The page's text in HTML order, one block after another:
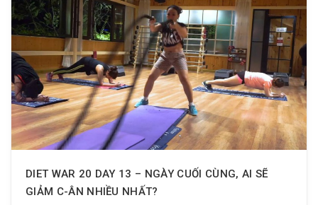
DIET WAR 20 DAY 13 – NGÀY CUỐI CÙNG, AI SẼ
GIẢM C-ÂN NHIỀU NHẤT?